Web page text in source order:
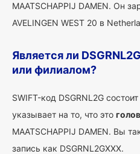
MAATSCHAPPIJ DAMEN. Он
AVELINGEN WEST 20 в
Является ли
или филиалом?
SWIFT-код DSGRNL2G
указывает на то, что это
MAATSCHAPPIJ DAMEN. Вы
запись как DSGRNL2GXXX.